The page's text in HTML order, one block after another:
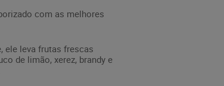
com as melhores
ele leva frutas frescas
de limão, xerez, brandy e